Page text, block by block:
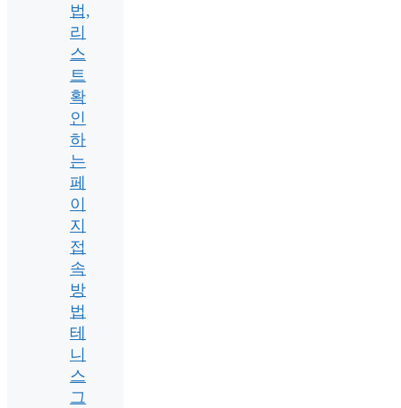
법,
리
스
트
확
인
하
는
페
이
지
접
속
방
법
테
니
스
그